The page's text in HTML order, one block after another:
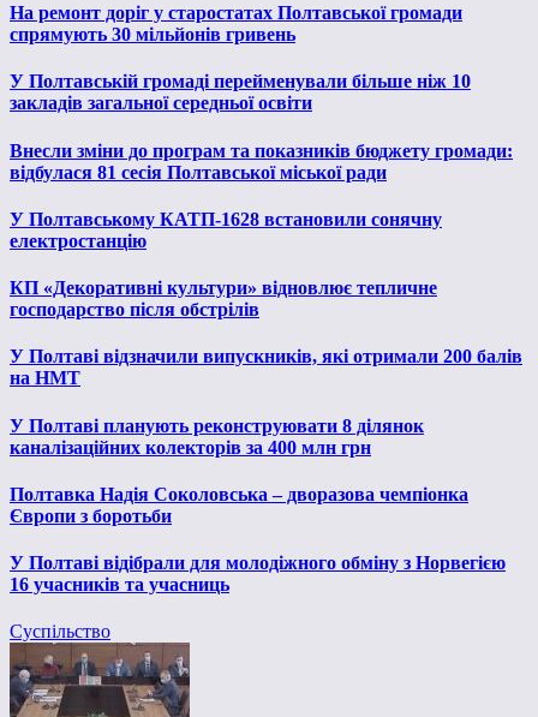
На ремонт доріг у старостатах Полтавської громади
спрямують 30 мільйонів гривень
У Полтавській громаді перейменували більше ніж 10
закладів загальної середньої освіти
Внесли зміни до програм та показників бюджету громади:
відбулася 81 сесія Полтавської міської ради
У Полтавському КАТП-1628 встановили сонячну
електростанцію
КП «Декоративні культури» відновлює тепличне
господарство після обстрілів
У Полтаві відзначили випускників, які отримали 200 балів
на НМТ
У Полтаві планують реконструювати 8 ділянок
каналізаційних колекторів за 400 млн грн
Полтавка Надія Соколовська – дворазова чемпіонка
Європи з боротьби
У Полтаві відібрали для молодіжного обміну з Норвегією
16 учасників та учасниць
Суспільство